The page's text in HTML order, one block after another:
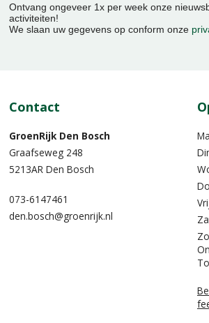
Ontvang ongeveer 1x per week onze
activiteiten!
We slaan uw gegevens op conform onze
Contact
GroenRijk Den Bosch
Graafseweg 248
5213AR Den Bosch
073-6147461
den.bosch@groenrijk.nl